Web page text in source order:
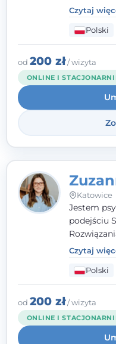
rodziny,
w
pozwolą Ci
ich nie
Czytaj
Polski
od 200 zł/ wizyta
ONLINE I
Katowice
Jestem
podejściu
pracuję w
nawet jeśli
czego
krok po
młodzieży
Czytaj
Polski
od 200 zł/ wizyta
ONLINE I